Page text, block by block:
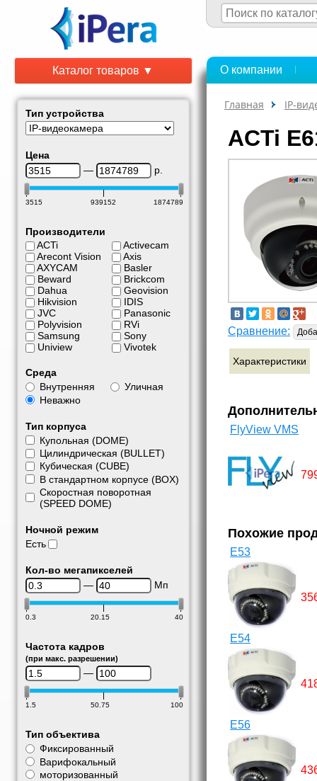
Каталог товаров ▼
Тип устройства
Цена
—
р.
3515 939152 1874789
Производители
ACTi
Arecont Vision
AXYCAM
Beward
Dahua
Hikvision
JVC
Polyvision
Samsung
Uniview
Activecam
Axis
Basler
Brickcom
Geovision
IDIS
Panasonic
RVi
Sony
Vivotek
Среда
Внутренняя
Уличная
Неважно
Тип корпуса
Купольная (DOME)
Цилиндрическая (BULLET)
Кубическая (CUBE)
В стандартном корпусе (BOX)
Скоростная поворотная
(SPEED DOME)
Ночной режим
Есть
Кол-во мегапикселей
—
Мп
0.3 20.15 40
Частота кадров
(при макс. разрешении)
—
1.5 50.75 100
Тип объектива
Фиксированный
Варифокальный
моторизованный
О компании
Главная IP-
ACTi
Сравнение:
Характеристики
FlyView VMS
Похожие
E53
E54
E56